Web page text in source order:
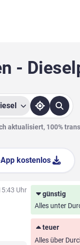
-
aktualisiert, 100%
kostenlos
Uhr
günstig
Alles unter
teuer
Alles über